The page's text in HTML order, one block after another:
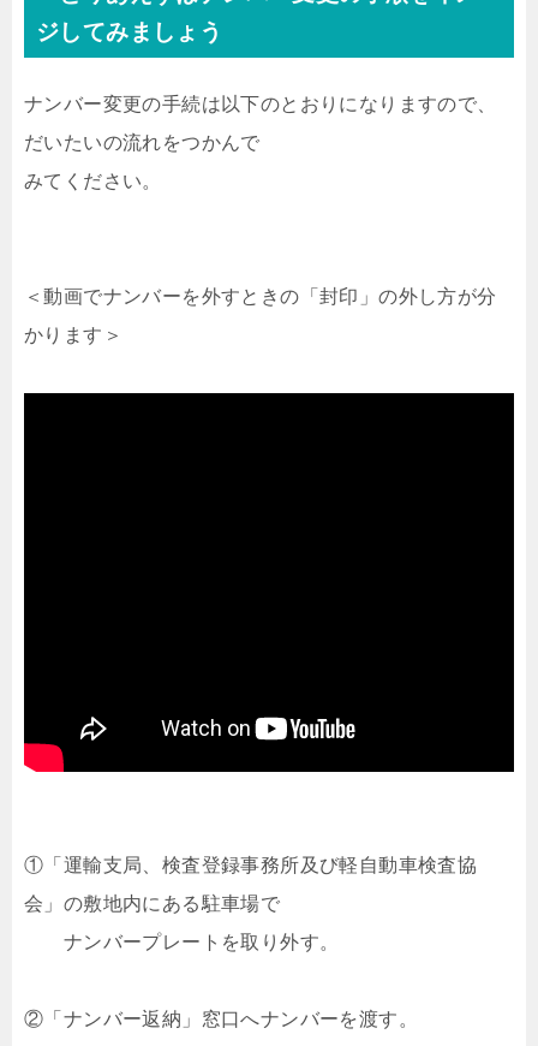
ジしてみましょう
ナンバー変更の手続は以下のとおりになりますので、
だいたいの流れをつかんで
みてください。
＜動画でナンバーを外すときの「封印」の外し方が分
かります＞
①「運輸支局、検査登録事務所及び軽自動車検査協
会」の敷地内にある駐車場で
ナンバープレートを取り外す。
②「ナンバー返納」窓口へナンバーを渡す。